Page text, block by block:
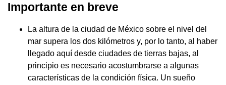
Importante en breve
La altura de la ciudad de México sobre el nivel del
mar supera los dos kilómetros y, por lo tanto, al haber
llegado aquí desde ciudades de tierras bajas, al
principio es necesario acostumbrarse a algunas
características de la condición física. Un sueño